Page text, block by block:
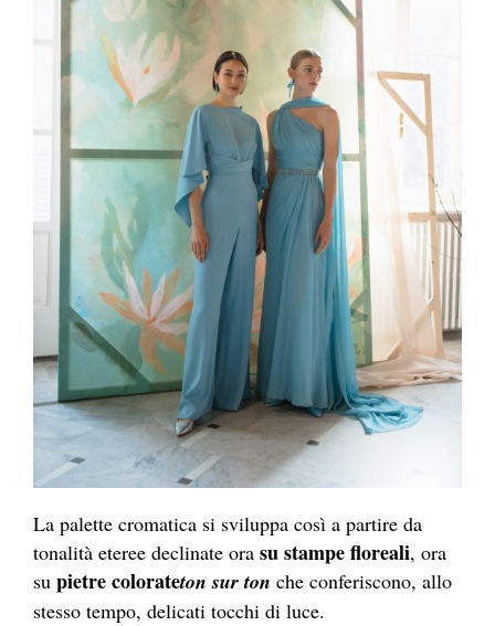
La palette cromatica si sviluppa così a partire da
tonalità eteree declinate ora su stampe floreali, ora
su pietre colorateton sur ton che conferiscono, allo
stesso tempo, delicati tocchi di luce.